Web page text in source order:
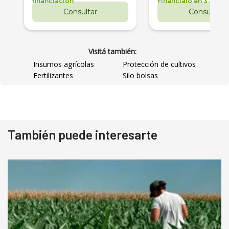
Consultar Consultar
Visitá también:
Insumos agrícolas
Protección de cultivos
Fertilizantes
Silo bolsas
También puede interesarte